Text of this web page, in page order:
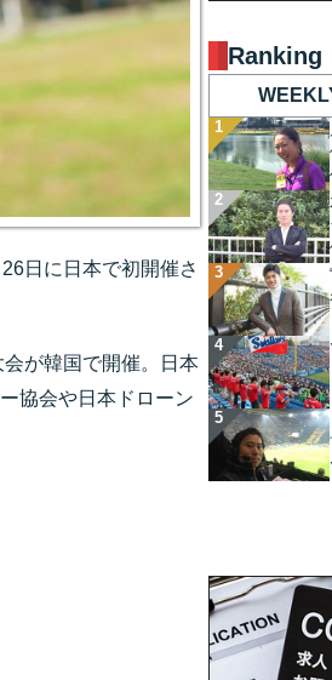
日に日本で初開催さ
が韓国で開催。日本
協会や日本ドローン
Ranking